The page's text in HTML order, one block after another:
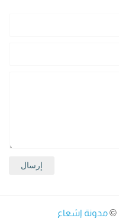
مدونة إشعاع